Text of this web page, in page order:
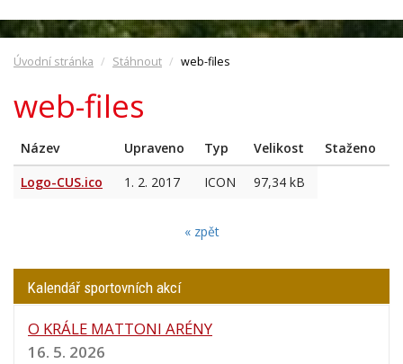
Úvodní stránka Stáhnout web-files
web-files
Název Upraveno Typ Velikost
Staženo
Logo-CUS.ico
1. 2. 2017 ICON 97,34 kB
« zpět
Kalendář sportovních akcí
O KRÁLE MATTONI ARÉNY
16. 5. 2026